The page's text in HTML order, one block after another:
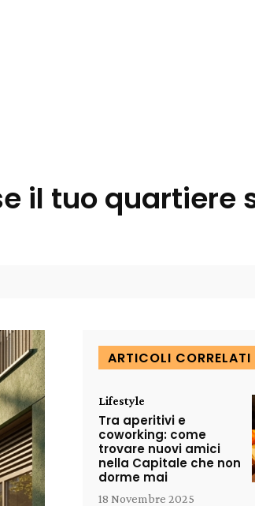
il tuo quartiere
ARTICOLI CORRELATI
Lifestyle
Tra aperitivi e
coworking: come
trovare nuovi amici
nella Capitale che non
dorme mai
18 Novembre 2025